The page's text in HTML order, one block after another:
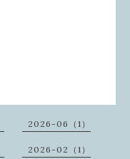
2026-06（1）
2026-02（1）